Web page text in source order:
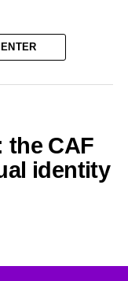
the CAF
identity